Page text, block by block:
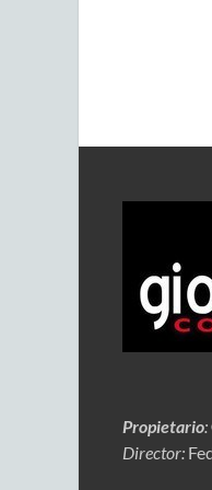
Propietario:
Director: